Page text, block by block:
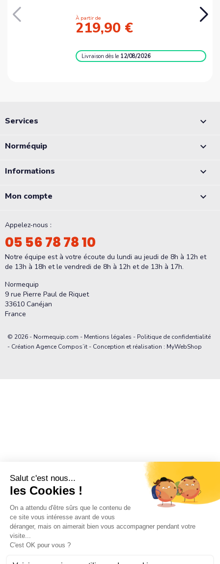
20,50 €
À partir de
219,90 €
Livraisondès le 12/08/2026
Services 
Norméquip 
Informations 
Mon compte 
Appelez-nous :
05 56 78 78 10
Notre équipe est à votre écoute du lundi au jeudi de 8h à 12h et
de 13h à 18h et le vendredi de 8h à 12h et de 13h à 17h.
Normequip
9 rue Pierre Paul de Riquet
33610 Canéjan
France
© 2026 - Normequip.com - Mentions légales - Politique de confidentialité
- Création Agence Compos’it - Conception et réalisation : MyWebShop